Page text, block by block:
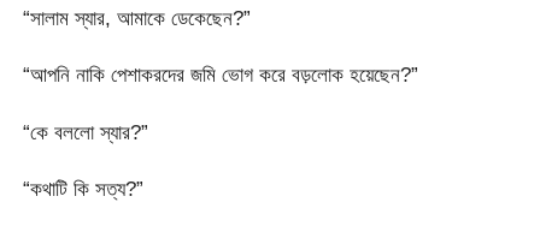
“সালাম স্যার, আমাকে ডেকেছেন?”
“আপনি নাকি পেশাকরদের জমি ভোগ করে বড়লোক হয়েছেন?”
“কে বললো স্যার?”
“কথাটি কি সত্য?”